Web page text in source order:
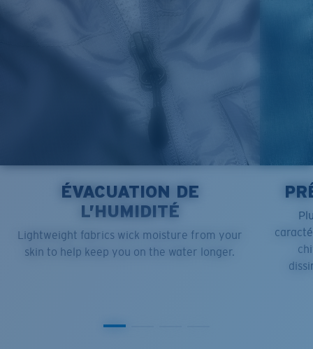
ÉVACUATION DE
L’HUMIDITÉ
Lightweight fabrics wick moisture from your
skin to help keep you on the water longer.